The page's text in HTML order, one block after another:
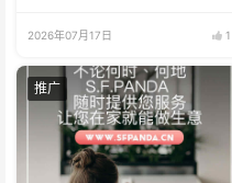
2026年07月17日 1
推广